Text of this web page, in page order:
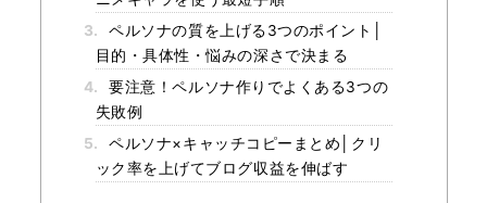
3.
ペルソナの質を上げる3つのポイント│
目的・具体性・悩みの深さで決まる
4.
要注意！ペルソナ作りでよくある3つの
失敗例
5.
ペルソナ×キャッチコピーまとめ│クリ
ック率を上げてブログ収益を伸ばす